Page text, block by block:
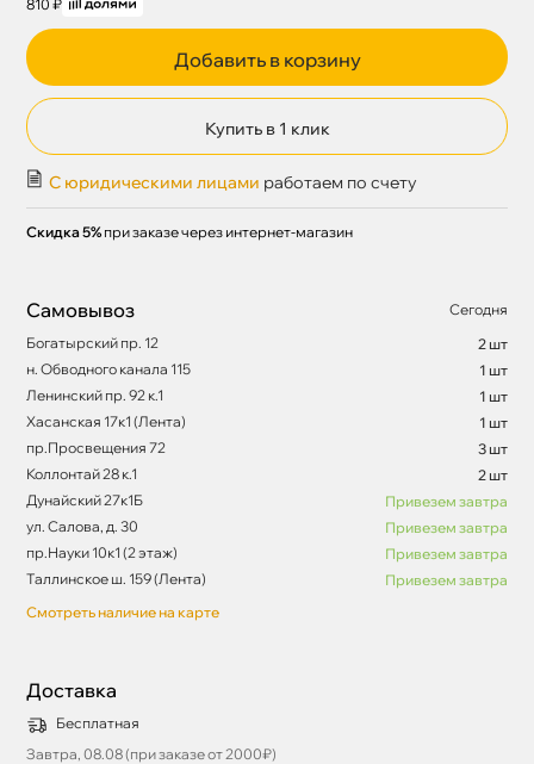
810 ₽
Добавить в корзину
Купить в 1 клик
С юридическими лицами работаем по счету
Скидка 5% при заказе через интернет-магазин
Самовывоз
Сегодня
Богатырский пр. 12
2 шт
н. Обводного канала 115
1 шт
Ленинский пр. 92 к.1
1 шт
Хасанская 17к1 (Лента)
1 шт
пр.Просвещения 72
3 шт
Коллонтай 28 к.1
2 шт
Дунайский 27к1Б
Привезем завтра
ул. Салова, д. 30
Привезем завтра
пр.Науки 10к1 (2 этаж)
Привезем завтра
Таллинское ш. 159 (Лента)
Привезем завтра
Смотреть наличие на карте
Доставка
Бесплатная
Завтра, 08.08 (при заказе от 2000₽)